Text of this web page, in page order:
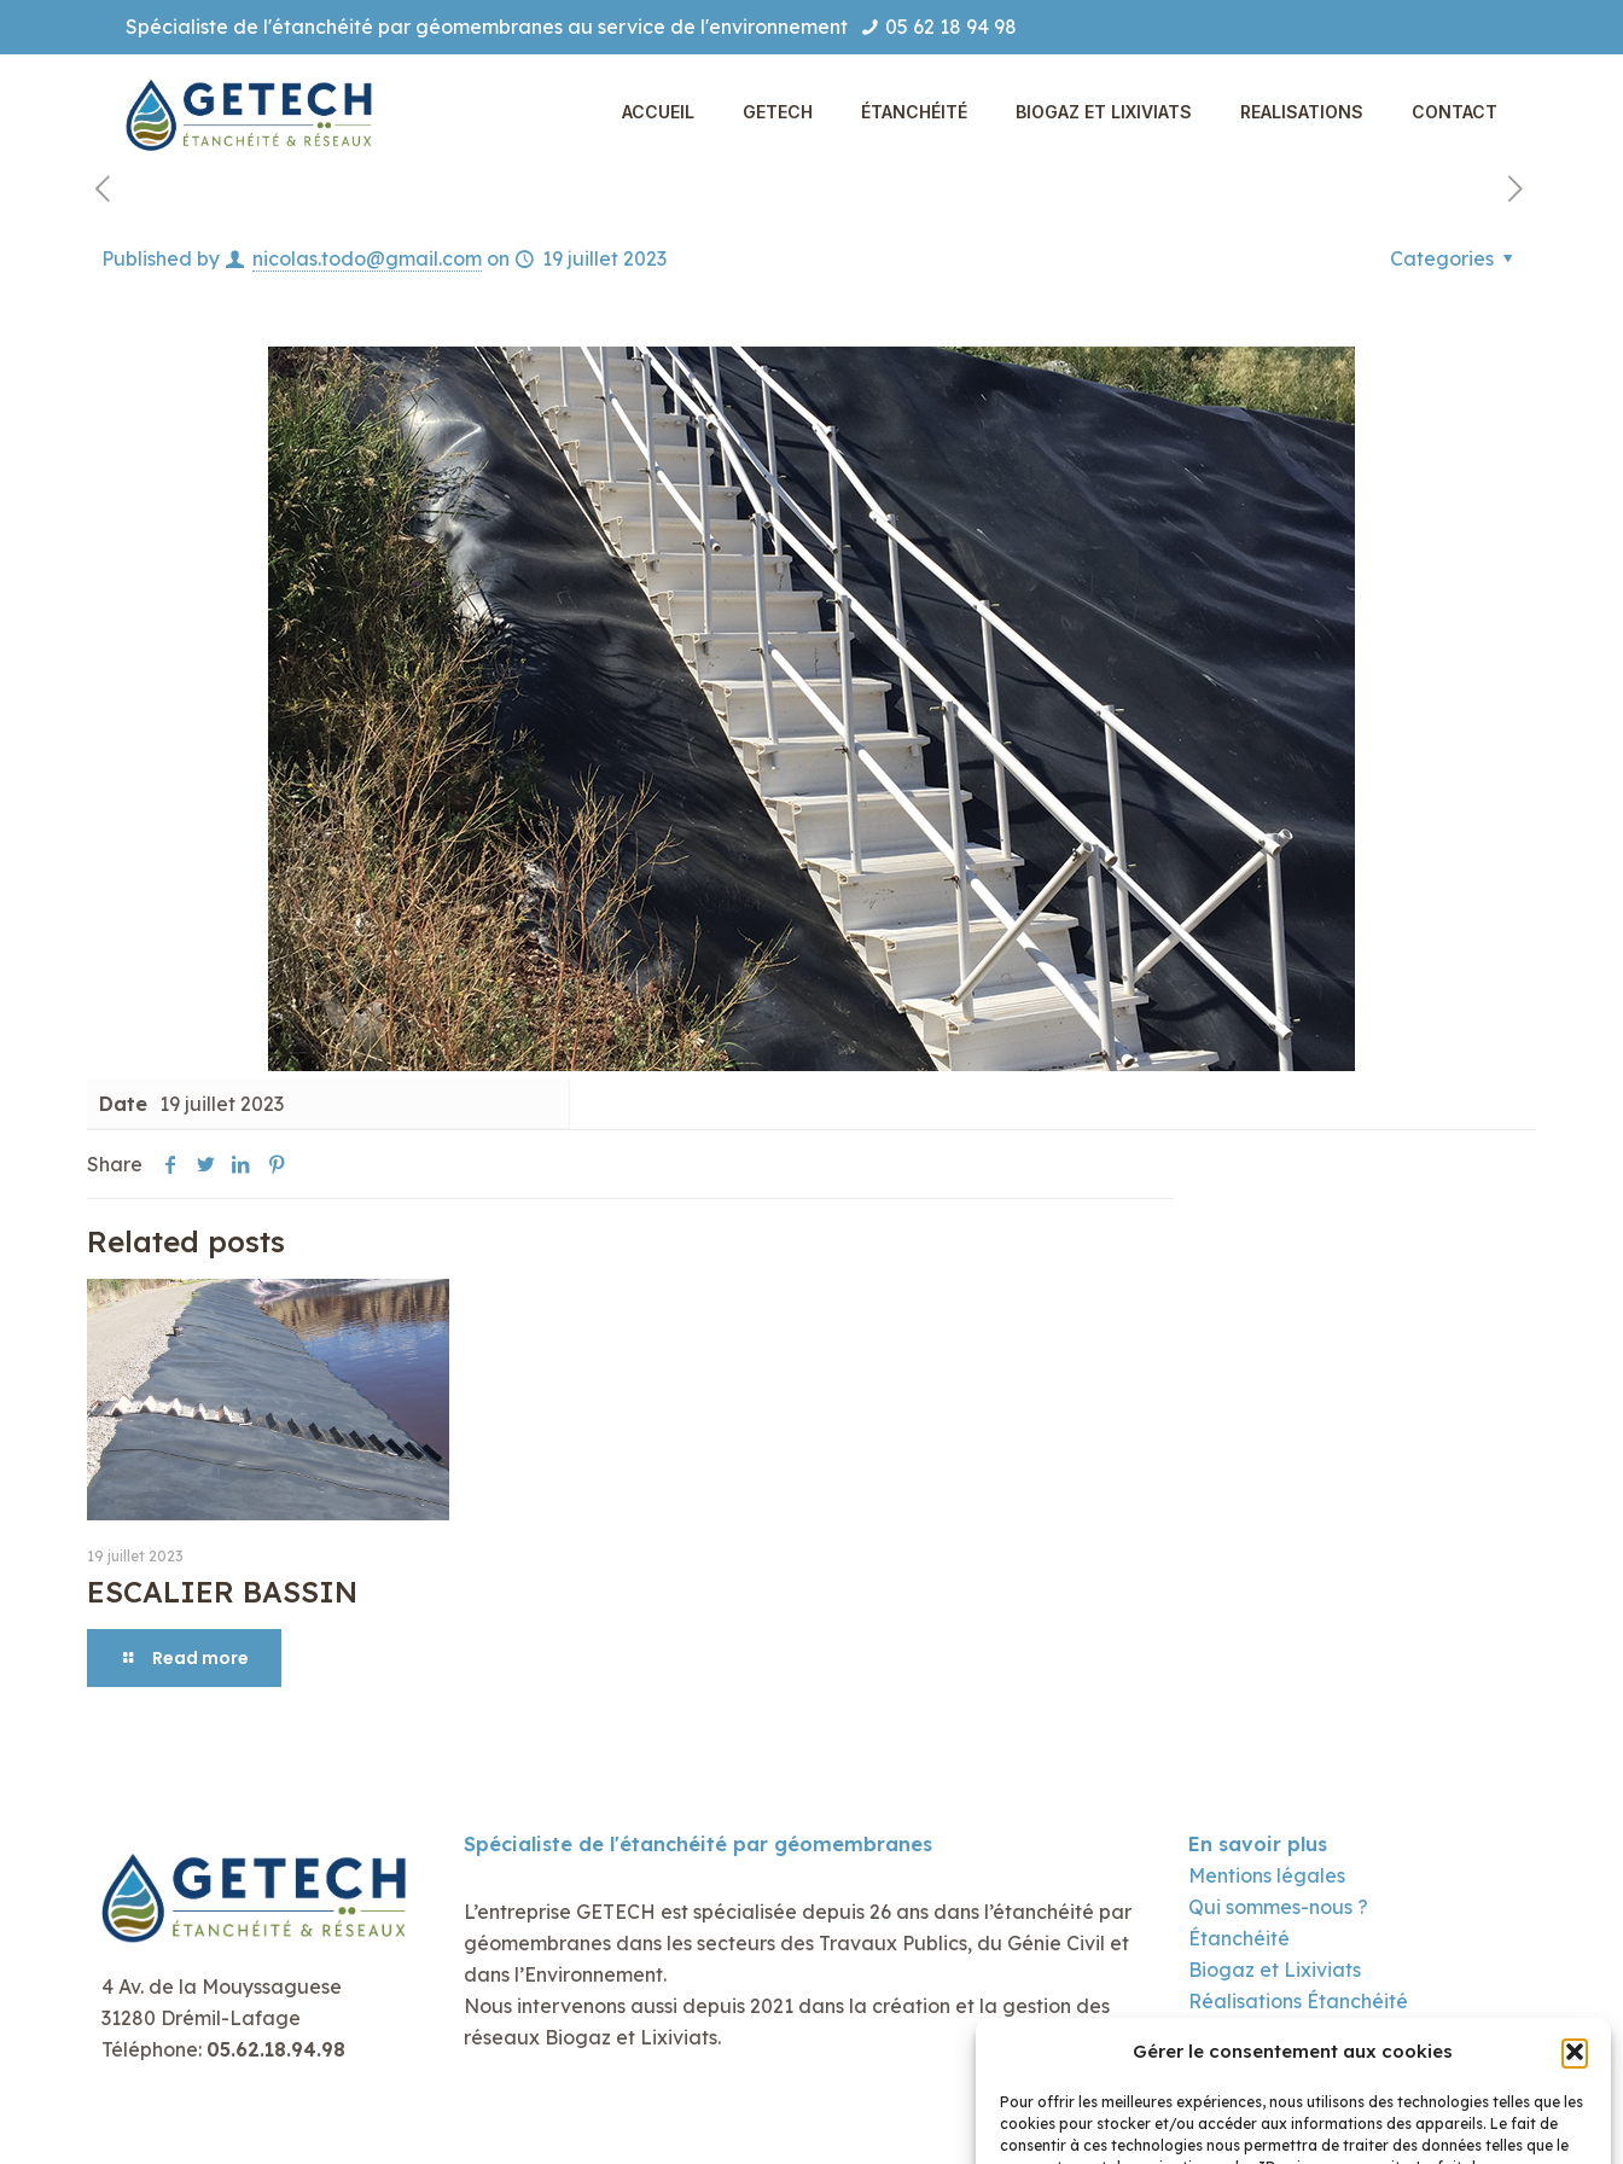
Gérer le consentement aux cookies
Pour offrir les meilleures expériences, nous utilisons des technologies telles que les
cookies pour stocker et/ou accéder aux informations des appareils. Le fait de
consentir à ces technologies nous permettra de traiter des données telles que le
Spécialiste de l'étanchéité par géomembranes au service de l'environnement 05 62 18 94 98
ACCUEIL GETECH ÉTANCHÉITÉ BIOGAZ ET LIXIVIATS REALISATIONS CONTACT
Published by nicolas.todo@gmail.com on 19 juillet 2023 Categories
Date 19 juillet 2023
Share
Related posts
19 juillet 2023
ESCALIER BASSIN
Read more
4 Av. de la Mouyssaguese
31280 Drémil-Lafage
Téléphone: 05.62.18.94.98
Spécialiste de l'étanchéité par géomembranes
L’entreprise GETECH est spécialisée depuis 26 ans dans l’étanchéité par
géomembranes dans les secteurs des Travaux Publics, du Génie Civil et
dans l’Environnement.
Nous intervenons aussi depuis 2021 dans la création et la gestion des
réseaux Biogaz et Lixiviats.
En savoir plus
Mentions légales
Qui sommes-nous ?
Étanchéité
Biogaz et Lixiviats
Réalisations Étanchéité
Contact